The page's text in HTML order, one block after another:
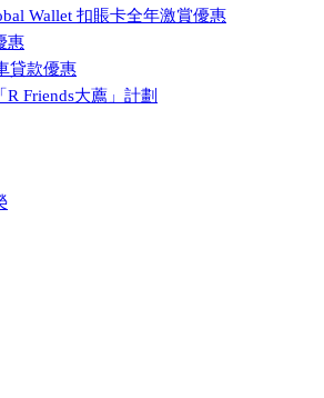
Wallet 扣賬卡全年激賞優惠
惠
貸款優惠
R Friends大薦」計劃